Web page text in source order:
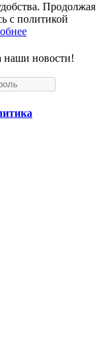
Продолжая
с политикой
наши новости!